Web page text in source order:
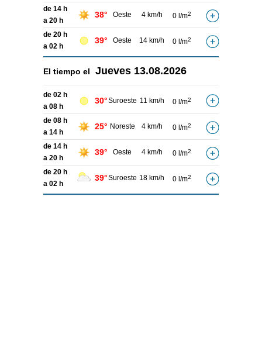
de 14 h
a 20 h
38° Oeste 4 km/h 0 l/m2
de 20 h
a 02 h
39° Oeste 14 km/h 0 l/m2
El tiempo el Jueves 13.08.2026
de 02 h
a 08 h
30°Suroeste 11 km/h 0 l/m2
de 08 h
a 14 h
25° Noreste 4 km/h 0 l/m2
de 14 h
a 20 h
39° Oeste 4 km/h 0 l/m2
de 20 h
a 02 h
39°Suroeste 18 km/h 0 l/m2